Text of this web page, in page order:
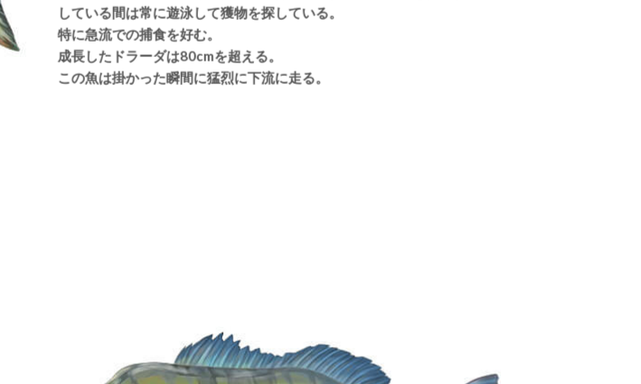
している間は常に遊泳して獲物を探している。
特に急流での捕食を好む。
成長したドラーダは80cmを超える。
この魚は掛かった瞬間に猛烈に下流に走る。